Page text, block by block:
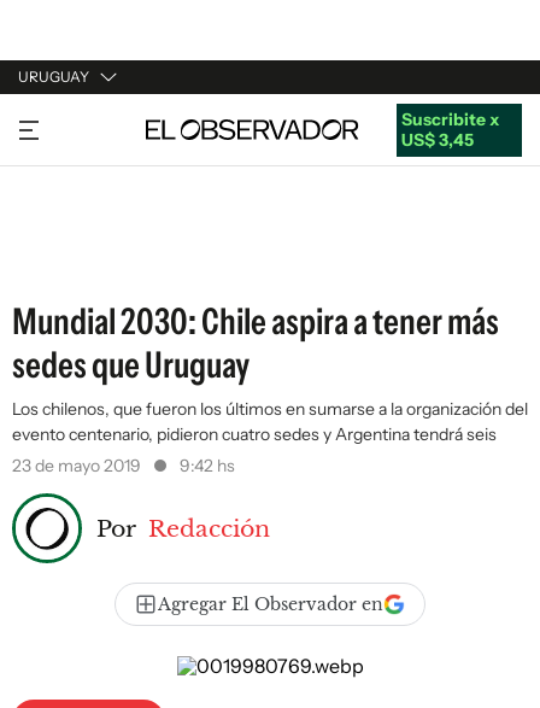
URUGUAY
URUGUAY
ARGENTINA
Suscribite x
US$ 3,45
Mundial 2030: Chile aspira a tener más
sedes que Uruguay
Los chilenos, que fueron los últimos en sumarse a la organización del
evento centenario, pidieron cuatro sedes y Argentina tendrá seis
23 de mayo 2019
9:42 hs
Por Redacción
Agregar El Observador en